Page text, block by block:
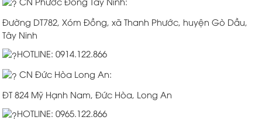
Đường DT782, Xóm Đồng, xã Thanh Phước, huyện Gò Dầu,
Tây Ninh
HOTLINE: 0914.122.866
CN Đức Hòa Long An:
ĐT 824 Mỹ Hạnh Nam, Đức Hòa, Long An
HOTLINE: 0965.122.866